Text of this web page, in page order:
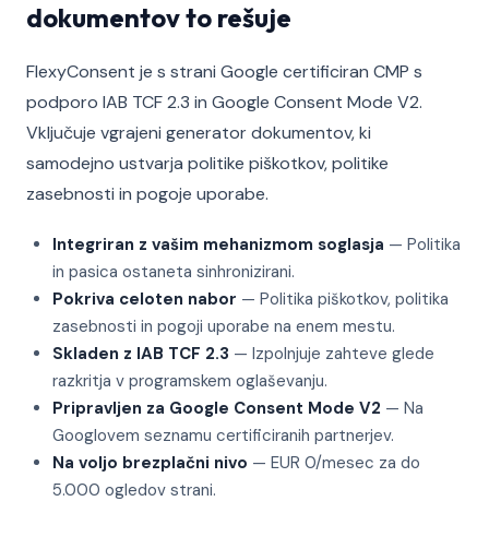
dokumentov to rešuje
FlexyConsent je s strani Google certificiran CMP s
podporo IAB TCF 2.3 in Google Consent Mode V2.
Vključuje vgrajeni generator dokumentov, ki
samodejno ustvarja politike piškotkov, politike
zasebnosti in pogoje uporabe.
Integriran z vašim mehanizmom soglasja — Politika
in pasica ostaneta sinhronizirani.
Pokriva celoten nabor — Politika piškotkov, politika
zasebnosti in pogoji uporabe na enem mestu.
Skladen z IAB TCF 2.3 — Izpolnjuje zahteve glede
razkritja v programskem oglaševanju.
Pripravljen za Google Consent Mode V2 — Na
Googlovem seznamu certificiranih partnerjev.
Na voljo brezplačni nivo — EUR 0/mesec za do
5.000 ogledov strani.